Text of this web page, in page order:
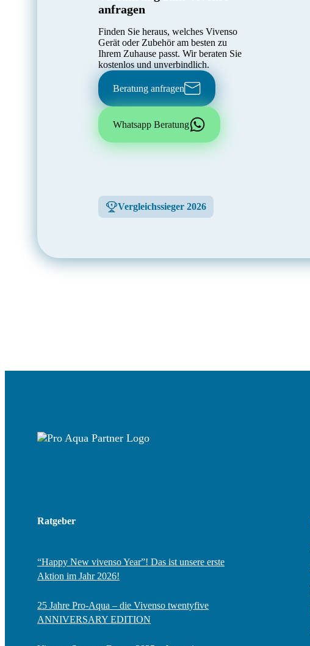
anfragen
Finden Sie heraus, welches Vivenso
Gerät oder Zubehör am besten zu
Ihrem Zuhause passt. Wir beraten Sie
kostenlos und unverbindlich.
Beratung anfragen
Whatsapp Beratung
Vergleichssieger 2026
Ratgeber
“Happy New vivenso Year”! Das ist unsere erste
Aktion im Jahr 2026!
25 Jahre Pro-Aqua – die Vivenso twentyfive
ANNIVERSARY EDITION